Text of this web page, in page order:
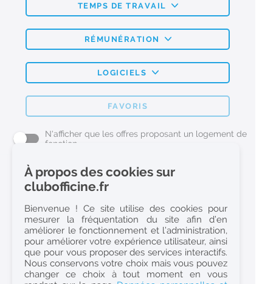
TEMPS DE TRAVAIL
RÉMUNÉRATION
LOGICIELS
FAVORIS
N'afficher que les offres proposant un logement de
fonction
L'emploi Pharmacie par métier
Pharmacien (H/F)
Préparateur en Pharmacie (H/F)
Etudiant en Pharmacie (H/F)
Etudiant en Pharmacie 6e année validée (H/F)
Conseiller Dermo Cosmetique - Esthéticienne (H/F)
À propos des cookies sur
clubofficine.fr
Bienvenue ! Ce site utilise des cookies pour
mesurer la fréquentation du site afin d’en
améliorer le fonctionnement et l’administration,
pour améliorer votre expérience utilisateur, ainsi
que pour vous proposer des services interactifs.
Nous conservons votre choix mais vous pouvez
changer ce choix à tout moment en vous